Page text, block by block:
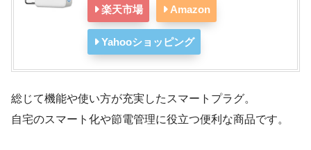
楽天市場 Amazon
Yahooショッピング
総じて機能や使い方が充実したスマートプラグ。
自宅のスマート化や節電管理に役立つ便利な商品です。